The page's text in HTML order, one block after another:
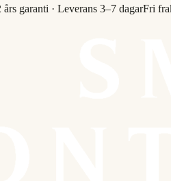
garanti · Leverans 3–7 dagarFri